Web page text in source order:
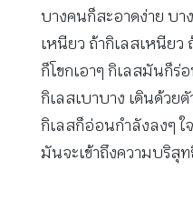
บางคนก็สะอาดง่าย บ
เหนียว ถ้ากิเลสเหนียว
ก็โขกเอาๆ กิเลสมันก็
กิเลสเบาบาง เดินด้วย
กิเลสก็อ่อนกำลังลงๆ
มันจะเข้าถึงความบริสุ